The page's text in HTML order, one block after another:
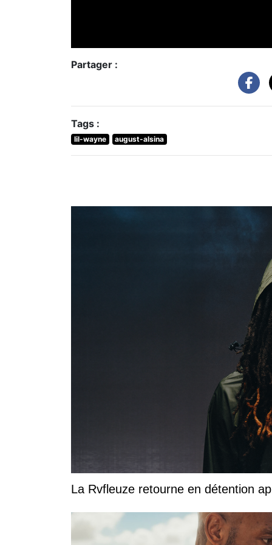
Partager :
Tags :
lil-wayne august-alsina
La Rvfleuze retourne en détention